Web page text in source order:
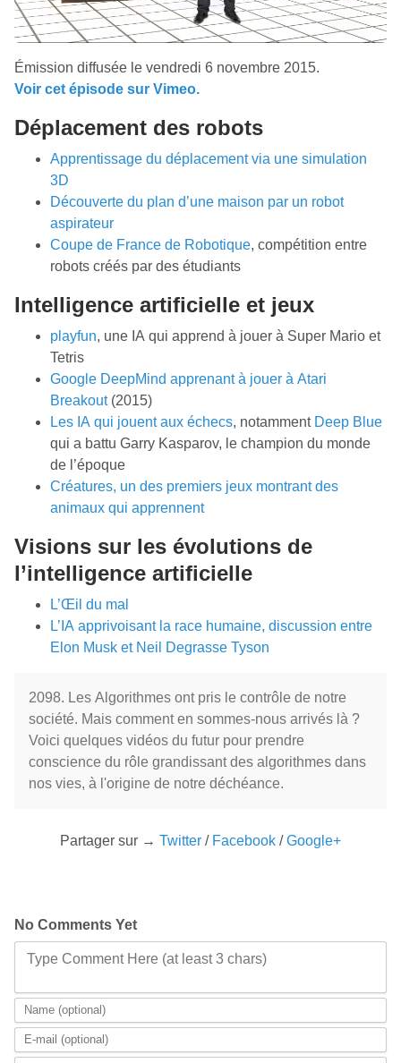
Émission diffusée le vendredi 6 novembre 2015.
Voir cet épisode sur Vimeo.
Déplacement des robots
Apprentissage du déplacement via une simulation
3D
Découverte du plan d’une maison par un robot
aspirateur
Coupe de France de Robotique, compétition entre
robots créés par des étudiants
Intelligence artificielle et jeux
playfun, une IA qui apprend à jouer à Super Mario et
Tetris
Google DeepMind apprenant à jouer à Atari
Breakout(2015)
Les IA qui jouent aux échecs, notamment Deep Blue
qui a battu Garry Kasparov, le champion du monde
de l’époque
Créatures, un des premiers jeux montrant des
animaux qui apprennent
Visions sur les évolutions de
l’intelligence artificielle
L’Œil du mal
L’IA apprivoisant la race humaine, discussion entre
Elon Musk et Neil Degrasse Tyson
2098. Les Algorithmes ont pris le contrôle de notre
société. Mais comment en sommes-nous arrivés là ?
Voici quelques vidéos du futur pour prendre
conscience du rôle grandissant des algorithmes dans
nos vies, à l'origine de notre déchéance.
Partager sur → Twitter / Facebook /Google+
No Comments Yet
Type Comment Here (at least 3 chars)